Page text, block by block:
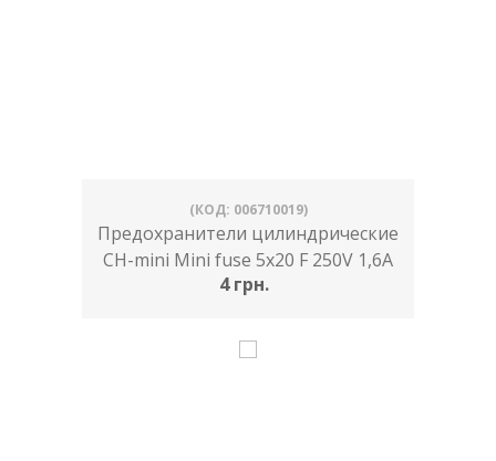
(КОД: 006710019)
Предохранители цилиндрические
CH-mini Mini fuse 5x20 F 250V 1,6A
4 грн.